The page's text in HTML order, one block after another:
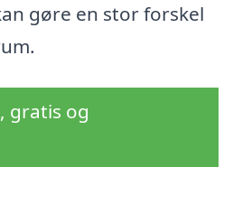
gøre en stor forskel
gratis og